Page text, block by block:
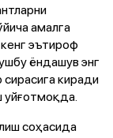
амалга
эътироф
ёндашув энг
киради
уйғотмоқда.
соҳасида